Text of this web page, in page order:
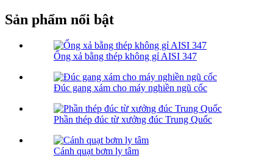
Sản phẩm nổi bật
Ống xả bằng thép không gỉ AISI 347
Đúc gang xám cho máy nghiền ngũ cốc
Phần thép đúc từ xưởng đúc Trung Quốc
Cánh quạt bơm ly tâm